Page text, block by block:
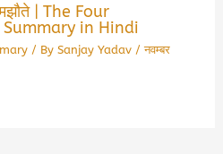
| The Four
in Hindi
/ By Sanjay Yadav /नवम्बर